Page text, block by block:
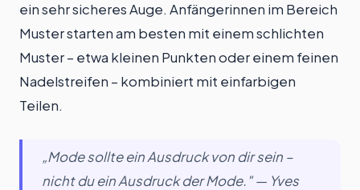
ein sehr sicheres Auge. Anfängerinnen im Bereich
Muster starten am besten mit einem schlichten
Muster – etwa kleinen Punkten oder einem feinen
Nadelstreifen – kombiniert mit einfarbigen
Teilen.
„Mode sollte ein Ausdruck von dir sein –
nicht du ein Ausdruck der Mode." — Yves